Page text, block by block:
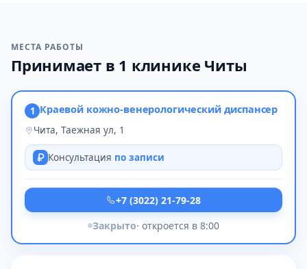
МЕСТА РАБОТЫ
Принимает в 1 клинике Читы
1 Краевой кожно-венерологический диспансер
Чита, Таежная ул, 1
Консультация по записи
+7 (3022) 21-79-28
Закрыто· откроется в 8:00